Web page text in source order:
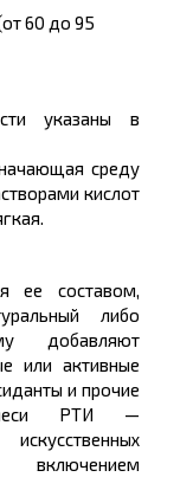
60 до 95
указаны в
среду
кислот
ее составом,
либо
добавляют
или активные
и прочие
смеси РТИ —